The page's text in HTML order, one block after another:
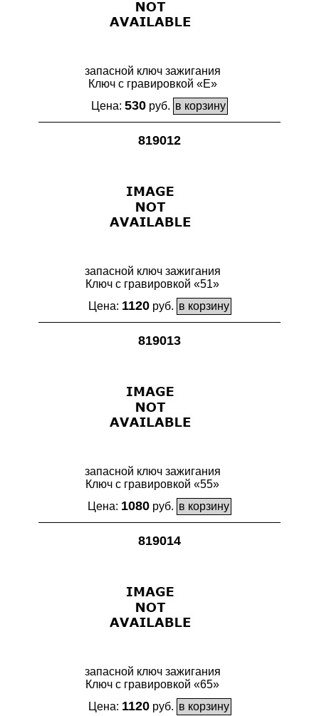
запасной ключ зажигания
Ключ с гравировкой «Е»
Цена: 530 руб.
819012
запасной ключ зажигания
Ключ с гравировкой «51»
Цена: 1120руб.
819013
запасной ключ зажигания
Ключ с гравировкой «55»
Цена: 1080 руб.
819014
запасной ключ зажигания
Ключ с гравировкой «65»
Цена: 1120руб.